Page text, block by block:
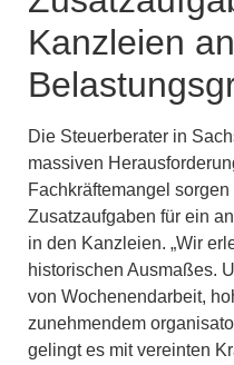
Kanzleien
Die Steuerberater in
massiven
Fachkräftemangel
Zusatzaufgaben für ein
in den Kanzleien. „Wir
historischen Ausmaßes.
von Wochenendarbeit,
zunehmendem
gelingt es mit vereinten